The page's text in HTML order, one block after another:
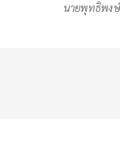
นายพุทธิพง